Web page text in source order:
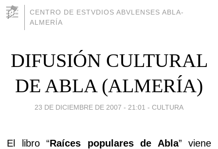
CENTRO DE ESTVDIOS ABVLENSES ABLA-
ALMERÍA
DIFUSIÓN CULTURAL
DE ABLA (ALMERÍA)
23 DE DICIEMBRE DE 2007 - 21:01 - CULTURA
El libro “Raíces populares de Abla” viene